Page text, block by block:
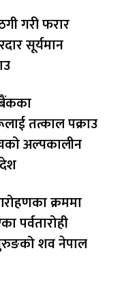
गरी फरार
सूर्यमान
तत्काल पक्राउ
अल्पकालीन
क्रममा
पर्वतारोही
शव नेपाल